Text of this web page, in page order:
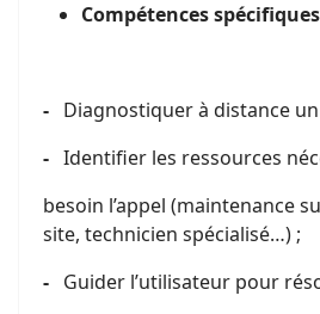
Compétences spécifiques
- Diagnostiquer à distance
- Identifier les ressources
besoin l’appel (maintenance
site, technicien spécialisé…) ;
- Guider l’utilisateur pour